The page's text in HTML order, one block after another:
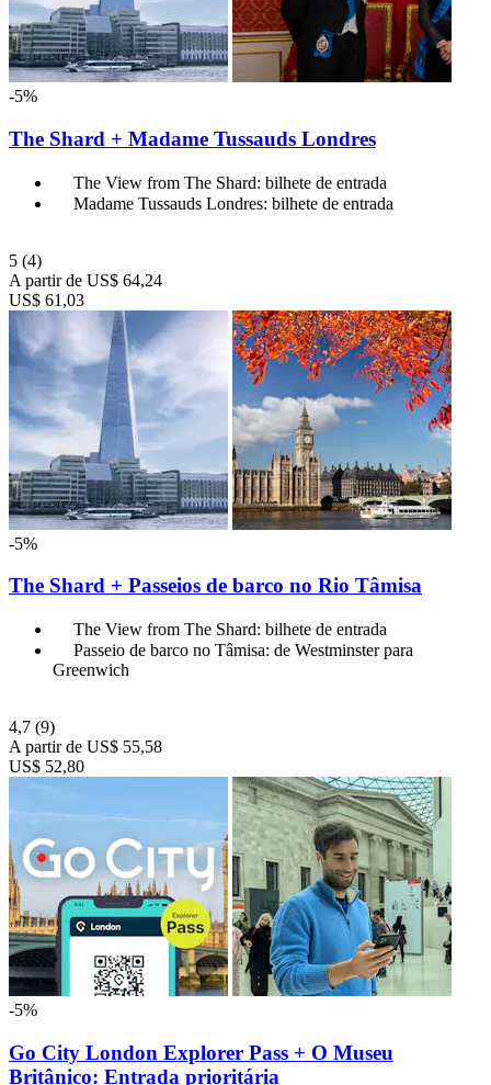
-5%
The Shard + Madame Tussauds Londres
The View from The Shard: bilhete de entrada
Madame Tussauds Londres: bilhete de entrada
5 (4)
A partir de US$ 64,24
US$ 61,03
-5%
The Shard + Passeios de barco no Rio Tâmisa
The View from The Shard: bilhete de entrada
Passeio de barco no Tâmisa: de Westminster para
Greenwich
4,7 (9)
A partir de US$ 55,58
US$ 52,80
-5%
Go City London Explorer Pass + O Museu
Britânico: Entrada prioritária